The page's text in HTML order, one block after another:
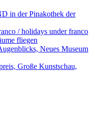
in der Pinakothek der
/ holidays under franco
fliegen
Neues Museum
Große Kunstschau,